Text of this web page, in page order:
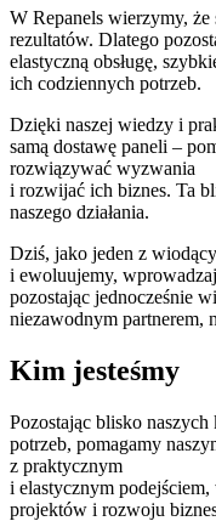
W Repanels wierzymy, że
rezultatów. Dlatego
elastyczną obsługę,
ich codziennych potrzeb.
Dzięki naszej wiedzy i
samą dostawę paneli –
rozwiązywać wyzwania
i rozwijać ich biznes. Ta
naszego działania.
Dziś, jako jeden z
i ewoluujemy,
pozostając jednocześnie
niezawodnym partnerem,
Kim jesteśmy
Pozostając blisko
potrzeb, pomagamy
z praktycznym
i elastycznym
projektów i rozwoju